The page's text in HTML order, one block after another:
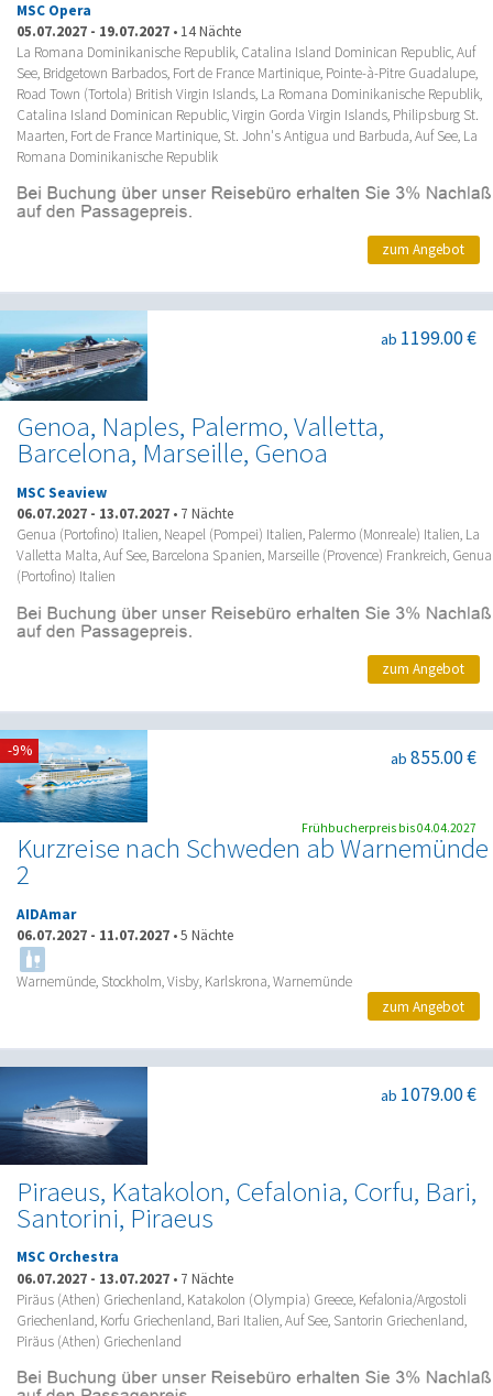
MSC Opera
05.07.2027 - 19.07.2027 • 14 Nächte
La Romana Dominikanische Republik, Catalina Island Dominican Republic, Auf
See, Bridgetown Barbados, Fort de France Martinique, Pointe-à-Pitre Guadalupe,
Road Town (Tortola) British Virgin Islands, La Romana Dominikanische Republik,
Catalina Island Dominican Republic, Virgin Gorda Virgin Islands, Philipsburg St.
Maarten, Fort de France Martinique, St. John's Antigua und Barbuda, Auf See, La
Romana Dominikanische Republik
zum Angebot
Genoa, Naples, Palermo, Valletta,
Barcelona, Marseille, Genoa
ab 1199.00 €
MSC Seaview
06.07.2027 - 13.07.2027 • 7 Nächte
Genua (Portofino) Italien, Neapel (Pompei) Italien, Palermo (Monreale) Italien, La
Valletta Malta, Auf See, Barcelona Spanien, Marseille (Provence) Frankreich, Genua
(Portofino) Italien
zum Angebot
Kurzreise nach Schweden ab Warnemünde
2
ab 855.00 €
AIDAmar
06.07.2027 - 11.07.2027 •5 Nächte
Warnemünde, Stockholm, Visby, Karlskrona, Warnemünde
-9%
Frühbucherpreis bis 04.04.2027
zum Angebot
Piraeus, Katakolon, Cefalonia, Corfu, Bari,
Santorini, Piraeus
ab 1079.00 €
MSC Orchestra
06.07.2027 - 13.07.2027 • 7 Nächte
Piräus (Athen) Griechenland, Katakolon (Olympia) Greece, Kefalonia/Argostoli
Griechenland, Korfu Griechenland, Bari Italien, Auf See, Santorin Griechenland,
Piräus (Athen) Griechenland